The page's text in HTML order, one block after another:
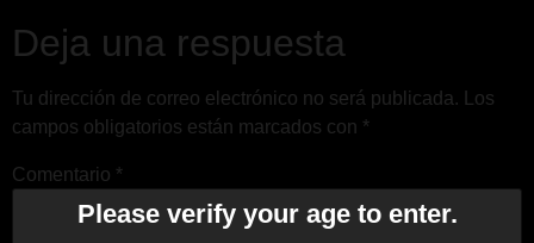
Deja una respuesta
Tu dirección de correo electrónico no será publicada.
Los
campos obligatorios están marcados con *
Comentario *
Please verify your age to enter.